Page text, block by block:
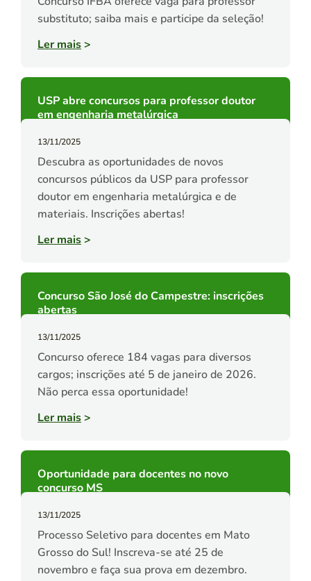
substituto; saiba mais e participe da seleção!
Ler mais>
USP abre concursos para professor doutor
em engenharia metalúrgica
13/11/2025
Descubra as oportunidades de novos
concursos públicos da USP para professor
doutor em engenharia metalúrgica e de
materiais. Inscrições abertas!
Ler mais>
Concurso São José do Campestre: inscrições
abertas
13/11/2025
Concurso oferece 184 vagas para diversos
cargos; inscrições até 5 de janeiro de 2026.
Não perca essa oportunidade!
Ler mais>
Oportunidade para docentes no novo
concurso MS
13/11/2025
Processo Seletivo para docentes em Mato
Grosso do Sul! Inscreva-se até 25 de
novembro e faça sua prova em dezembro.